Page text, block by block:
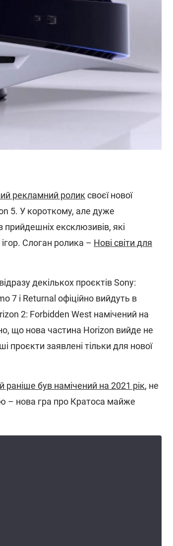
рекламний ролик своєї нової
5. У короткому, але дуже
ексклюзивів, які
Слоган ролика – Нові світи для
декількох проєктів Sony:
7 і Returnal офіційно вийдуть в
2: Forbidden West намічений на
що нова частина Horizon вийде не
проєкти заявлені тільки для нової
раніше був намічений на 2021 рік, не
– нова гра про Кратоса майже